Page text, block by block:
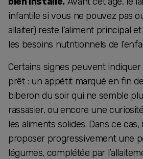
infantile si vous ne pouvez pas
allaiter) reste l’aliment principal
les besoins nutritionnels de
Certains signes peuvent
prêt : un appétit marqué en fin
biberon du soir qui ne semble
rassasier, ou encore une
les aliments solides. Dans ce
proposer progressivement une
légumes, complétée par